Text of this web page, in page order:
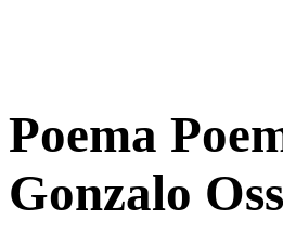
Poema
Gonzalo